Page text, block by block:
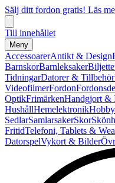
Sälj ditt fordon gratis! Läs
Till innehållet
Meny
AccessoarerAntikt & Design
BarnskorBarnleksaker
TidningarDatorer & Tillbehör
VideofilmerFordon
OptikFrimärkenHandgjort &
HushållHemelektronikHobby
SedlarSamlarsakerSkor
FritidTelefoni, Tablets &
DatorspelVykort & Bilder